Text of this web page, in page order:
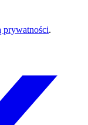
prywatności.